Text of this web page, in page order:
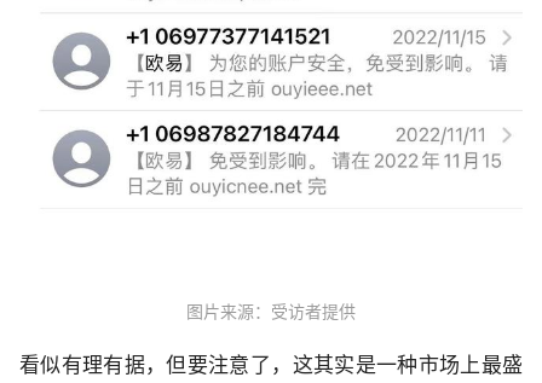
图片来源：受访者提供
看似有理有据，但要注意了，这其实是一种市场上最盛